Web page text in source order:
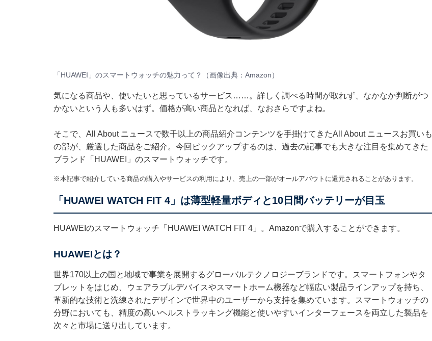
「HUAWEI」のスマートウォッチの魅力って？（画像出典：Amazon）
気になる商品や、使いたいと思っているサービス……。詳しく調べる時間が取れず、なかなか判断がつ
かないという人も多いはず。価格が高い商品となれば、なおさらですよね。
そこで、All About ニュースで数千以上の商品紹介コンテンツを手掛けてきたAll About ニュースお買いも
の部が、厳選した商品をご紹介。今回ピックアップするのは、過去の記事でも大きな注目を集めてきた
ブランド「HUAWEI」のスマートウォッチです。
※本記事で紹介している商品の購入やサービスの利用により、売上の一部がオールアバウトに還元されることがあります。
「HUAWEI WATCH FIT 4」は薄型軽量ボディと10日間バッテリーが目玉
HUAWEIのスマートウォッチ「HUAWEI WATCH FIT 4」。Amazonで購入することができます。
HUAWEIとは？
世界170以上の国と地域で事業を展開するグローバルテクノロジーブランドです。スマートフォンやタ
ブレットをはじめ、ウェアラブルデバイスやスマートホーム機器など幅広い製品ラインアップを持ち、
革新的な技術と洗練されたデザインで世界中のユーザーから支持を集めています。スマートウォッチの
分野においても、精度の高いヘルストラッキング機能と使いやすいインターフェースを両立した製品を
次々と市場に送り出しています。